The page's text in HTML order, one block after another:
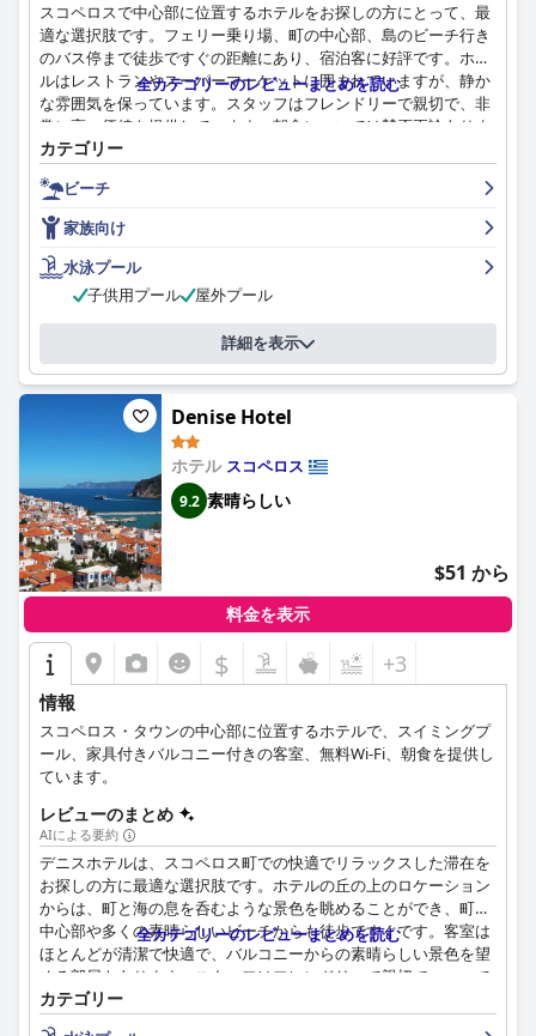
スコペロスで中心部に位置するホテルをお探しの方にとって、最
適な選択肢です。フェリー乗り場、町の中心部、島のビーチ行き
のバス停まで徒歩ですぐの距離にあり、宿泊客に好評です。ホテ
ルはレストランやスーパーマーケットに囲まれていますが、静か
な雰囲気を保っています。スタッフはフレンドリーで親切で、非
常に高い価値を提供しています。朝食については賛否両論ありま
すが、甘いものと塩辛いものが揃っていて、一日を始めるのに十
分な栄養を摂ることができます。客室については賛否両論ありま
すが、多くの宿泊客は快適で清潔、広々としており、美しい景色
を楽しめると感じています。ホテルの清潔さは、プールや共用エ
リアを含め、繰り返し称賛されています。スタッフは素晴らし
く、温かい歓迎と滞在中を通して行き届いたサービスを提供して
います。プールは長い一日を過ごした後にリラックスするのに最
適で、宿泊客は静かな雰囲気を気に入っています。全体として、
宿泊客はスタッフとその顧客サービスへの揺るぎないコミットメ
ントを高く評価しています。
全カテゴリーのレビューまとめを読む
カテゴリー
ビーチ
家族向け
水泳プール
子供用プール
屋外プール
詳細を表示
Denise Hotel
ホテル スコペロス
9.2 素晴らしい
$51 から
料金を表示
$ +3
情報
スコペロス・タウンの中心部に位置するホテルで、スイミングプ
ール、家具付きバルコニー付きの客室、無料Wi-Fi、朝食を提供し
ています。
レビューのまとめ
AIによる要約
デニスホテルは、スコペロス町での快適でリラックスした滞在を
お探しの方に最適な選択肢です。ホテルの丘の上のロケーション
からは、町と海の息を呑むような景色を眺めることができ、町の
中心部や多くの素晴らしいビーチからも徒歩ですぐです。客室は
ほとんどが清潔で快適で、バルコニーからの素晴らしい景色を望
める部屋もあります。スタッフはフレンドリーで親切で、いつで
も喜んでお手伝いします。特に、メアリーとマリアは賞賛されて
います。ホテルのプールは素晴らしい追加要素であり、多くのゲ
全カテゴリーのレビューまとめを読む
カテゴリー